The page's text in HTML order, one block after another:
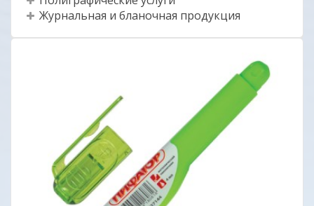
Журнальная и бланочная продукция